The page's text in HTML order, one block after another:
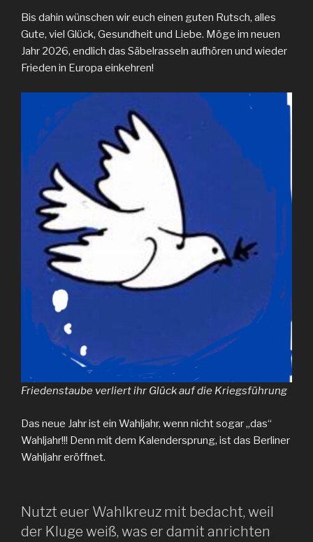
Bis dahin wünschen wir euch einen guten Rutsch, alles
Gute, viel Glück, Gesundheit und Liebe. Möge im neuen
Jahr 2026, endlich das Säbelrasseln aufhören und wieder
Frieden in Europa einkehren!
Friedenstaube verliert ihr Glück auf die Kriegsführung
Das neue Jahr ist ein Wahljahr, wenn nicht sogar „das“
Wahljahr!!! Denn mit dem Kalendersprung, ist das Berliner
Wahljahr eröffnet.
Nutzt euer Wahlkreuz mit bedacht, weil
der Kluge weiß, was er damit anrichten